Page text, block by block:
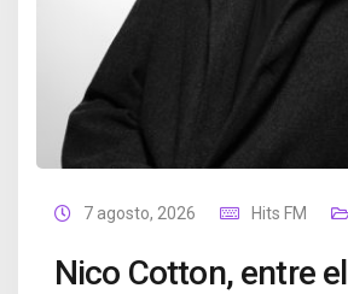
7 agosto, 2026 Hits FM
Nico Cotton, entre el